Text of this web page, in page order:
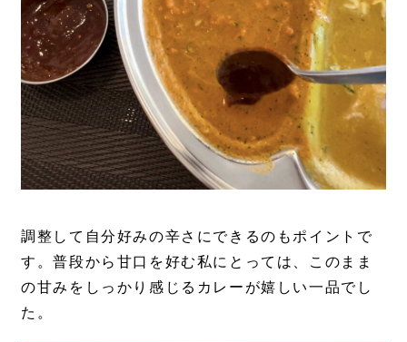
調整して自分好みの辛さにできるのもポイントで
す。普段から甘口を好む私にとっては、このまま
の甘みをしっかり感じるカレーが嬉しい一品でし
た。